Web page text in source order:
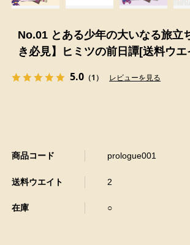
No.01 とある少年の大いなる旅立
き必見】ヒミツの前日譚[送料ウエ
5.0 （1） レビューを見る
商品コード prologue001
送料ウエイト 2
在庫 ○